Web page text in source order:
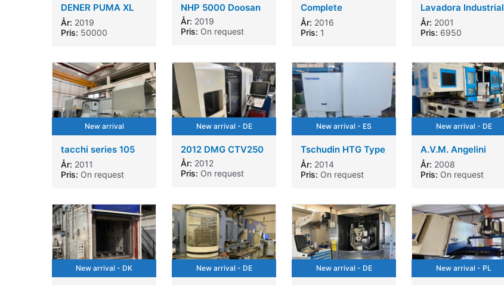
DENER PUMA XL
135-30
År: 2019
Pris: 50000
NHP 5000 Doosan
År: 2019
Pris: On request
Complete
production room
År: 2016
Pris: 1
Lavadora Industrial
5012
År: 2001
Pris: 6950
New arrival
tacchi series 105
LS
År: 2011
Pris: On request
New arrival - DE
2012 DMG CTV250
År: 2012
Pris: On request
New arrival - ES
Tschudin HTG Type
TL-25A
År: 2014
Pris: On request
New arrival - DE
A.V.M. Angelini
Mach-2C vertical
lathe
År: 2008
Pris: On request
New arrival - DK New arrival - DE New arrival - DE New arrival - PL